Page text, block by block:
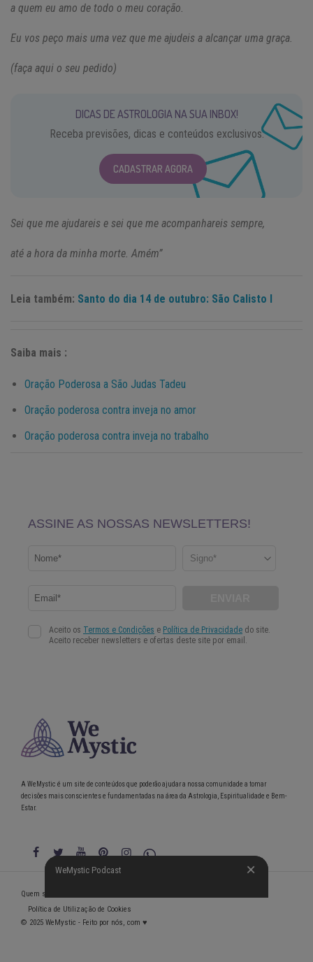
a quem eu amo de todo o meu coração.
Eu vos peço mais uma vez que me ajudeis a alcançar uma graça.
(faça aqui o seu pedido)
DICAS DE ASTROLOGIA NA SUA INBOX!
Receba previsões, dicas e conteúdos exclusivos.
CADASTRAR AGORA
Sei que me ajudareis e sei que me acompanhareis sempre,
até a hora da minha morte. Amém”
Leia também: Santo do dia 14 de outubro: São Calisto I
Saiba mais :
Oração Poderosa a São Judas Tadeu
Oração poderosa contra inveja no amor
Oração poderosa contra inveja no trabalho
WeMystic Podcast
A WeMystic é um site de conteúdos que poderão ajudar a nossa comunidade a tomar
decisões mais conscientes e fundamentadas na área da Astrologia, Espiritualidade e Bem-
Estar.
WeMystic Podcast
Quem somos
Política de Utilização de Cookies
© 2025 WeMystic - Feito por nós, com ♥